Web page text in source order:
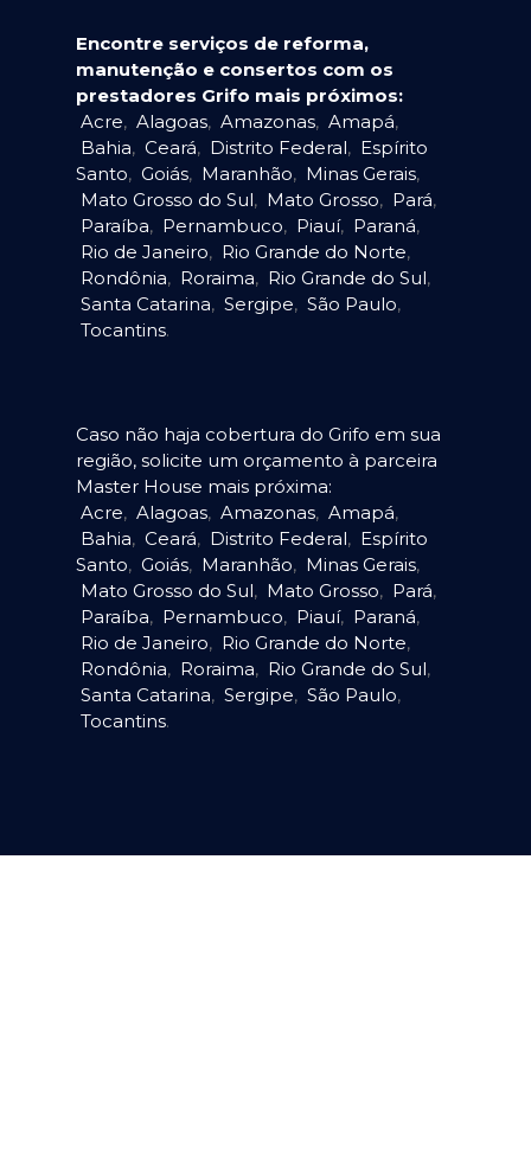
Encontre serviços de reforma,
manutenção e consertos com os
prestadores Grifo mais próximos:
Acre, Alagoas, Amazonas, Amapá,
Bahia, Ceará, Distrito Federal, Espírito
Santo, Goiás, Maranhão, Minas Gerais,
Mato Grosso do Sul, Mato Grosso, Pará,
Paraíba, Pernambuco, Piauí, Paraná,
Rio de Janeiro, Rio Grande do Norte,
Rondônia, Roraima, Rio Grande do Sul,
Santa Catarina, Sergipe, São Paulo,
Tocantins.
Caso não haja cobertura do Grifo em sua
região, solicite um orçamento à parceira
Master House mais próxima:
Acre, Alagoas, Amazonas, Amapá,
Bahia, Ceará, Distrito Federal, Espírito
Santo, Goiás, Maranhão, Minas Gerais,
Mato Grosso do Sul, Mato Grosso, Pará,
Paraíba, Pernambuco, Piauí, Paraná,
Rio de Janeiro, Rio Grande do Norte,
Rondônia, Roraima, Rio Grande do Sul,
Santa Catarina, Sergipe, São Paulo,
Tocantins.